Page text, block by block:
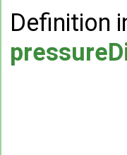
Definition